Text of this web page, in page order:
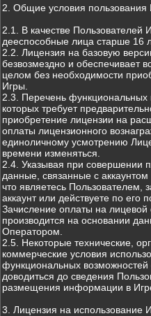
2. Общие условия пользования
2.1. В качестве Пользователей
дееспособные лица старше 16
2.2. Лицензия на базовую
безвозмездно и обеспечивает
целом без необходимости
Игры.
2.3. Перечень функциональных
которых требует
приобретение лицензии на
оплаты лицензионного
единоличному усмотрению
времени изменяться.
2.4. Указывая при совершении
данные, связанные с
что являетесь Пользователем,
аккаунт или действуете по его
Зачисление оплаты на лицевой
производится на основании
Оператором.
2.5. Некоторые технические,
коммерческие условия
функциональных
доводиться до сведения
размещения информации в
3. Лицензия на использование